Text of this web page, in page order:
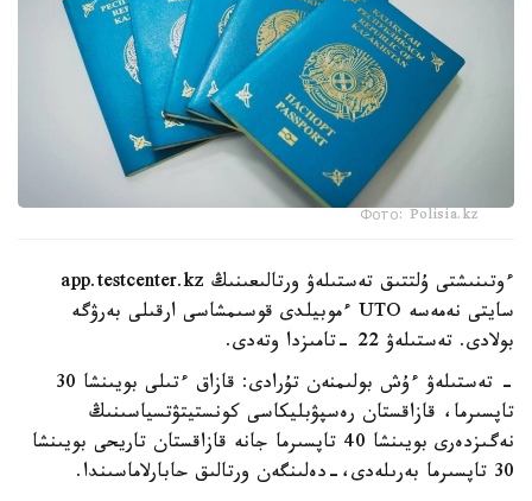
Фото: Polisia.kz
ءوتىنىشتى ۇلتتىق تەستىلەۋ ورتالىعىنىڭ app.testcenter.kz
سايتى نەمەسە UTO ءموبيلدى قوسىمشاسى ارقىلى بەرۋگە
بولادى. تەستىلەۋ 22 -تامىزدا وتەدى.
- تەستىلەۋ ءۇش بولىمنەن تۇرادى: قازاق ءتىلى بويىنشا 30
تاپسىرما، قازاقستان رەسپۋبليكاسى كونستيتۋتسياسىنىڭ
نەگىزدەرى بويىنشا 40 تاپسىرما جانە قازاقستان تاريحى بويىنشا
30 تاپسىرما بەرىلەدى،-دەلىنگەن ورتالىق حابارلاماسىندا.